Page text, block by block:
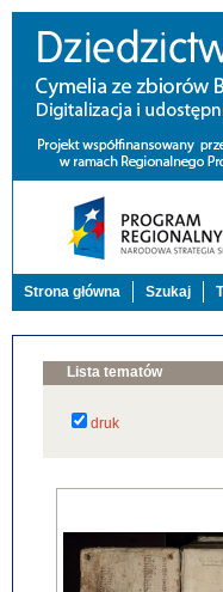
Strona główna Szukaj
Lista tematów
druk